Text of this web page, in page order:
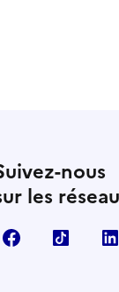
nous
les
FacebookTikTok